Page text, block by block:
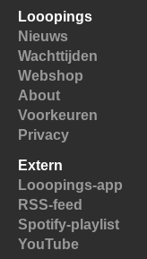
Looopings
Nieuws
Wachttijden
Webshop
About
Voorkeuren
Privacy
Extern
Looopings-app
RSS-feed
Spotify-playlist
YouTube